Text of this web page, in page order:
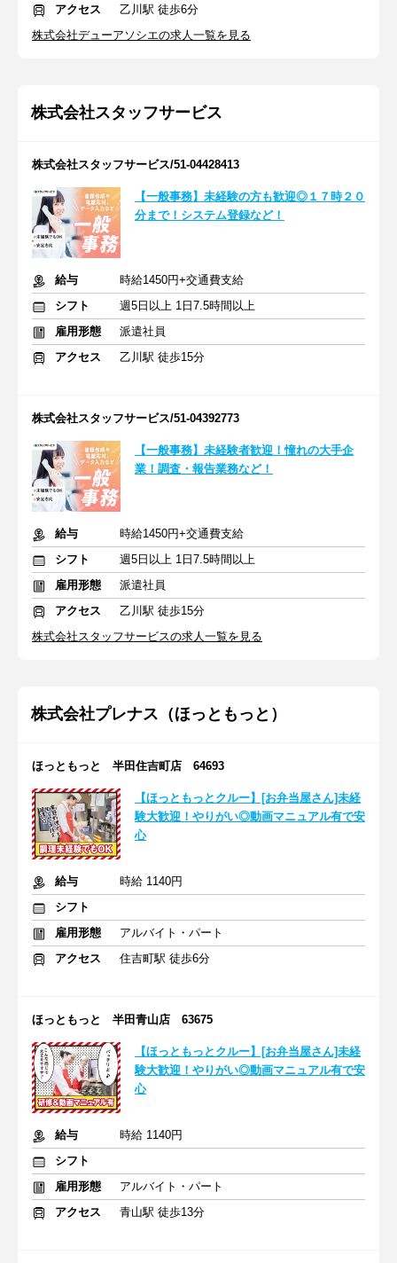
アクセス
乙川駅 徒歩6分
株式会社デューアソシエの求人一覧を見る
株式会社スタッフサービス
株式会社スタッフサービス/51-04428413
【一般事務】未経験の方も歓迎◎１７時２０
分まで！システム登録など！
給与
時給1450円+交通費支給
シフト
週5日以上 1日7.5時間以上
雇用形態
派遣社員
アクセス
乙川駅 徒歩15分
株式会社スタッフサービス/51-04392773
【一般事務】未経験者歓迎！憧れの大手企
業！調査・報告業務など！
給与
時給1450円+交通費支給
シフト
週5日以上 1日7.5時間以上
雇用形態
派遣社員
アクセス
乙川駅 徒歩15分
株式会社スタッフサービスの求人一覧を見る
株式会社プレナス（ほっともっと）
ほっともっと 半田住吉町店 64693
【ほっともっとクルー】[お弁当屋さん]未経
験大歓迎！やりがい◎動画マニュアル有で安
心
給与
時給 1140円
シフト
雇用形態
アルバイト・パート
アクセス
住吉町駅 徒歩6分
ほっともっと 半田青山店 63675
【ほっともっとクルー】[お弁当屋さん]未経
験大歓迎！やりがい◎動画マニュアル有で安
心
給与
時給 1140円
シフト
雇用形態
アルバイト・パート
アクセス
青山駅 徒歩13分